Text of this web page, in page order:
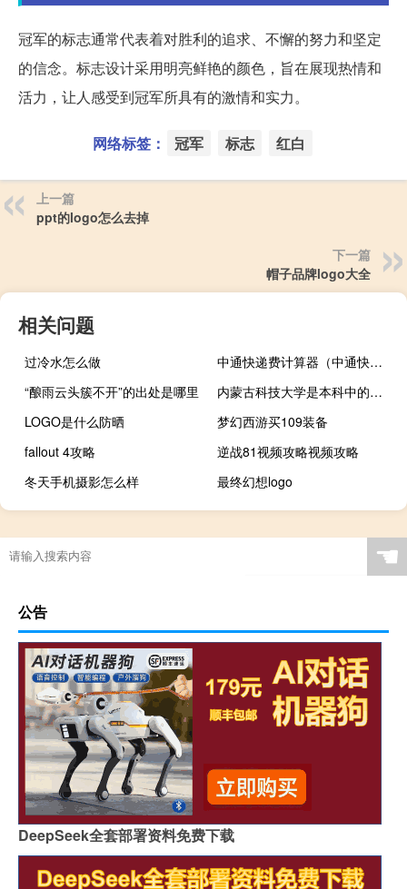
冠军的标志通常代表着对胜利的追求、不懈的努力和坚定
的信念。标志设计采用明亮鲜艳的颜色，旨在展现热情和
活力，让人感受到冠军所具有的激情和实力。
网络标签： 冠军 标志 红白
上一篇
ppt的logo怎么去掉
下一篇
帽子品牌logo大全
相关问题
过冷水怎么做
中通快递费计算器（中通快递费用计算器）
“酿雨云头簇不开”的出处是哪里
内蒙古科技大学是本科中的几本
LOGO是什么防晒
梦幻西游买109装备
fallout 4攻略
逆战81视频攻略视频攻略
冬天手机摄影怎么样
最终幻想logo
☚
公告
DeepSeek全套部署资料免费下载